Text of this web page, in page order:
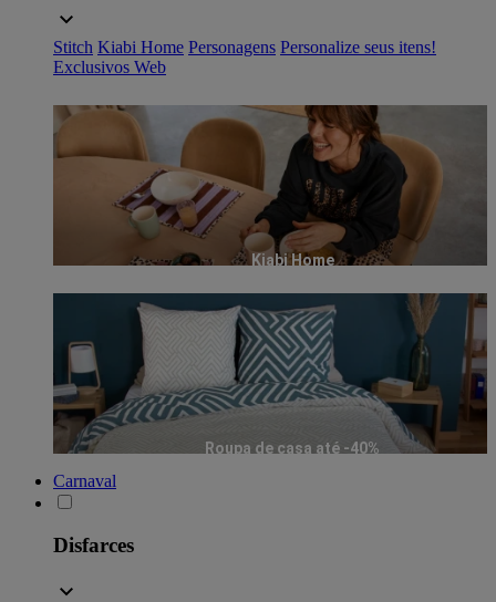
Stitch Kiabi Home Personagens Personalize seus itens!
Exclusivos Web
Kiabi Home
Roupa de casa até -40%
Carnaval
Disfarces